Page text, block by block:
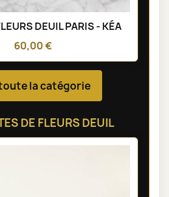
DEUIL PARIS - KÉA
60,00 €
la catégorie
DE FLEURS DEUIL